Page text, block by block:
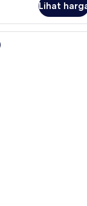
Lihat
mini percuma, peti